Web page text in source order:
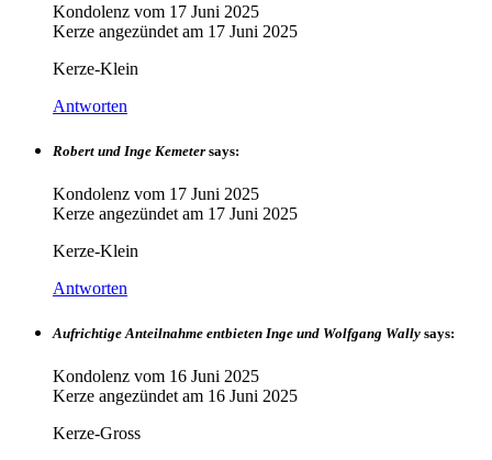
Kondolenz vom 17 Juni 2025
Kerze angezündet am 17 Juni 2025
Kerze-Klein
Antworten
Robert und Inge Kemeter says:
Kondolenz vom 17 Juni 2025
Kerze angezündet am 17 Juni 2025
Kerze-Klein
Antworten
Aufrichtige Anteilnahme entbieten Inge und Wolfgang Wally says:
Kondolenz vom 16 Juni 2025
Kerze angezündet am 16 Juni 2025
Kerze-Gross